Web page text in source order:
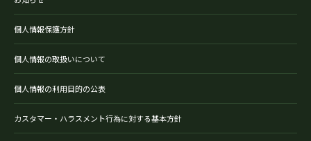
個人情報保護方針
個人情報の取扱いについて
個人情報の利用目的の公表
カスタマー・ハラスメント行為に対する基本方針